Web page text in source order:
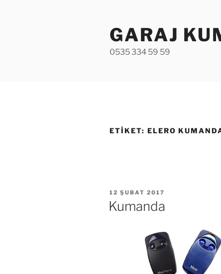
GARAJ
0535 334 59 59
ETIKET: ELERO
YAYIM
TARIHI
12 ŞUBAT 2017
Kumanda